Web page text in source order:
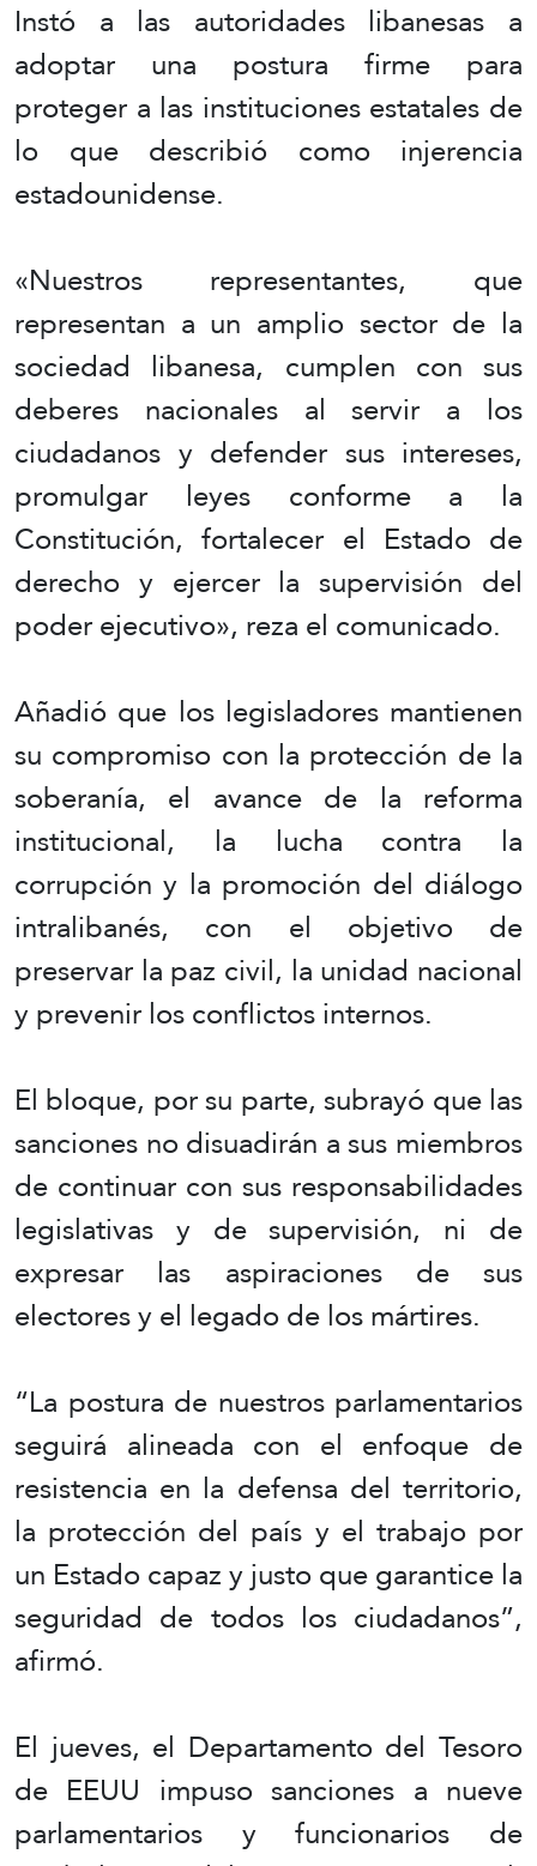
Instó a las autoridades libanesas a
adoptar una postura firme para
proteger a las instituciones estatales de
lo que describió como injerencia
estadounidense.
«Nuestros representantes, que
representan a un amplio sector de la
sociedad libanesa, cumplen con sus
deberes nacionales al servir a los
ciudadanos y defender sus intereses,
promulgar leyes conforme a la
Constitución, fortalecer el Estado de
derecho y ejercer la supervisión del
poder ejecutivo», reza el comunicado.
Añadió que los legisladores mantienen
su compromiso con la protección de la
soberanía, el avance de la reforma
institucional, la lucha contra la
corrupción y la promoción del diálogo
intralibanés, con el objetivo de
preservar la paz civil, la unidad nacional
y prevenir los conflictos internos.
El bloque, por su parte, subrayó que las
sanciones no disuadirán a sus miembros
de continuar con sus responsabilidades
legislativas y de supervisión, ni de
expresar las aspiraciones de sus
electores y el legado de los mártires.
“La postura de nuestros parlamentarios
seguirá alineada con el enfoque de
resistencia en la defensa del territorio,
la protección del país y el trabajo por
un Estado capaz y justo que garantice la
seguridad de todos los ciudadanos”,
afirmó.
El jueves, el Departamento del Tesoro
de EEUU impuso sanciones a nueve
parlamentarios y funcionarios de